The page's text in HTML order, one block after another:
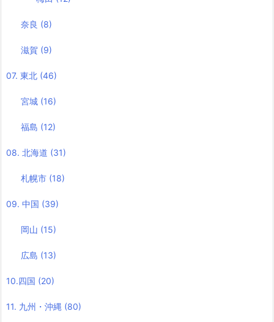
奈良 (8)
滋賀 (9)
07. 東北 (46)
宮城 (16)
福島 (12)
08. 北海道 (31)
札幌市 (18)
09. 中国 (39)
岡山 (15)
広島 (13)
10.四国 (20)
11. 九州・沖縄 (80)